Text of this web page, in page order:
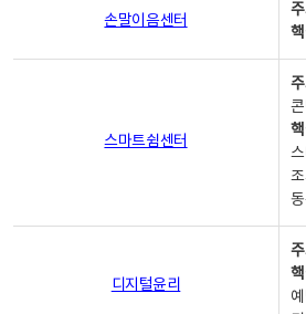
손말이음센터
스마트쉼센터
디지털윤리